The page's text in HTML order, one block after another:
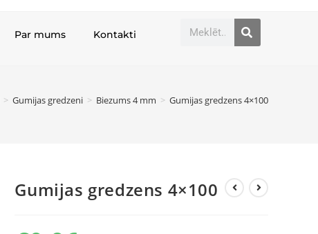
Par mums Kontakti
> Gumijas gredzeni > Biezums 4 mm > Gumijas gredzens 4×100
Gumijas gredzens 4×100